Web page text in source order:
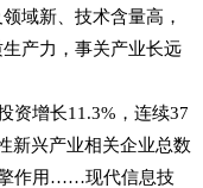
域新、技术含量高，
产力，事关产业长远
增长11.3%，连续37
新兴产业相关企业总数
擎作用……现代信息技